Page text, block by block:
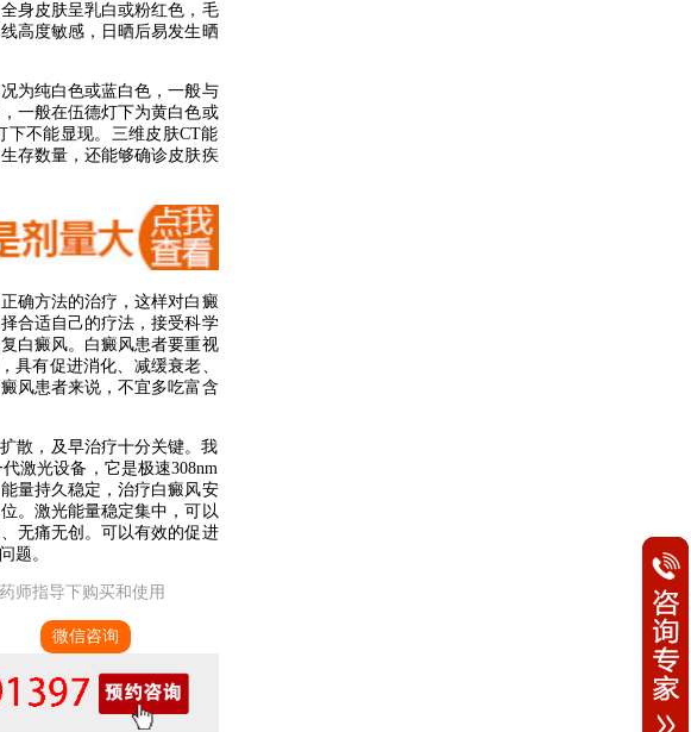
身皮肤呈乳白或粉红色，毛
高度敏感，日晒后易发生晒
为纯白色或蓝白色，一般与
一般在伍德灯下为黄白色或
下不能显现。三维皮肤CT能
存数量，还能够确诊皮肤疾
确方法的治疗，这样对白癜
合适自己的疗法，接受科学
白癜风。白癜风患者要重视
具有促进消化、减缓衰老、
风患者来说，不宜多吃富含
散，及早治疗十分关键。我
激光设备，它是极速308nm
量持久稳定，治疗白癜风安
。激光能量稳定集中，可以
无痛无创。可以有效的促进
题。
师指导下购买和使用
微信咨询